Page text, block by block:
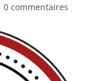
0 commentaires